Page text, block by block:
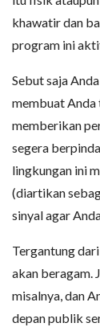
khawatir dan
program ini
Sebut saja
membuat Anda
memberikan
segera
lingkungan ini
(diartikan
sinyal agar
Tergantung
akan beragam.
misalnya, dan
depan publik